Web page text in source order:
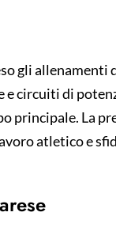
gli
circuiti di
principale. La
atletico e